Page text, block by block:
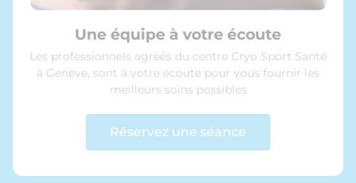
Une équipe à votre écoute
Les professionnels agréés du centre Cryo Sport Santé
à Genève, sont à votre écoute pour vous fournir les
meilleurs soins possibles
Réservez une séance